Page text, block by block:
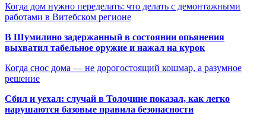
Когда дом нужно переделать: что делать с демонтажными
работами в Витебском регионе
В Шумилино задержанный в состоянии опьянения
выхватил табельное оружие и нажал на курок
Когда снос дома — не дорогостоящий кошмар, а разумное
решение
Сбил и уехал: случай в Толочине показал, как легко
нарушаются базовые правила безопасности